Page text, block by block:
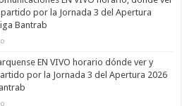
por la Jornada 3 del Apertura
Bantrab
EN VIVO horario dónde ver y
por la Jornada 3 del Apertura 2026